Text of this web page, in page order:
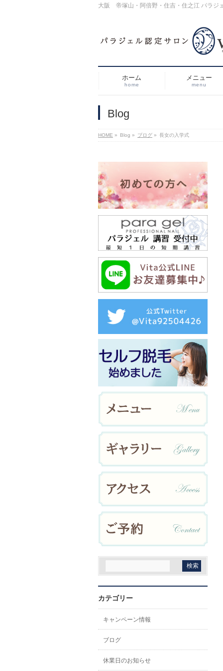
大阪 帝塚山・阿倍野・住吉・住之江 パラジ
ホーム
home
メニュー
menu
Blog
HOME » Blog » ブログ » 長女の入学式
カテゴリー
キャンペーン情報
ブログ
休業日のお知らせ